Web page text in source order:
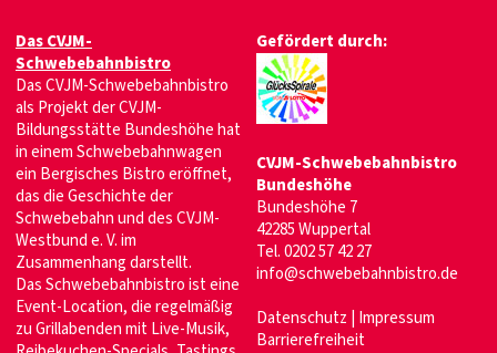
Das CVJM-
Schwebebahnbistro
Das CVJM-Schwebebahnbistro
als Projekt der CVJM-
Bildungsstätte Bundeshöhe hat
in einem Schwebebahnwagen
ein Bergisches Bistro eröffnet,
das die Geschichte der
Schwebebahn und des CVJM-
Westbund e. V. im
Zusammenhang darstellt.
Das Schwebebahnbistro ist eine
Event-Location, die regelmäßig
zu Grillabenden mit Live-Musik,
Gefördert durch:
CVJM-Schwebebahnbistro
Bundeshöhe
Bundeshöhe 7
42285 Wuppertal
Tel. 0202 57 42 27
info@schwebebahnbistro.de
Datenschutz | Impressum
Barrierefreiheit